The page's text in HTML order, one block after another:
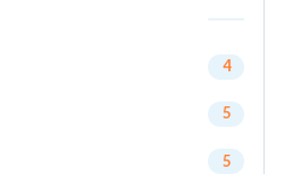
4
5
5